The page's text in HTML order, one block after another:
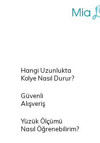
Hangi Uzunlukta
Kolye Nasıl Durur?
Güvenli
Alışveriş
Yüzük Ölçümü
Nasıl Öğrenebilirim?